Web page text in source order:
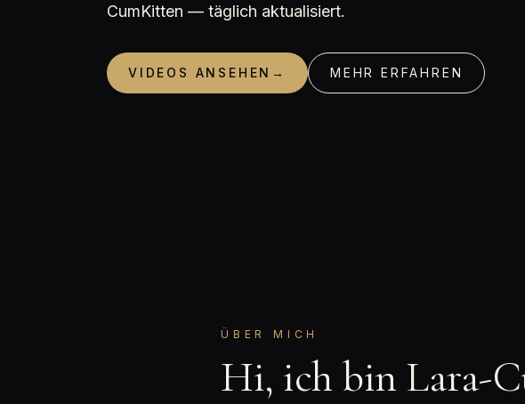
CumKitten — täglich aktualisiert.
VIDEOS ANSEHEN → MEHR ERFAHREN
ÜBER MICH
Hi, ich bin Lara-